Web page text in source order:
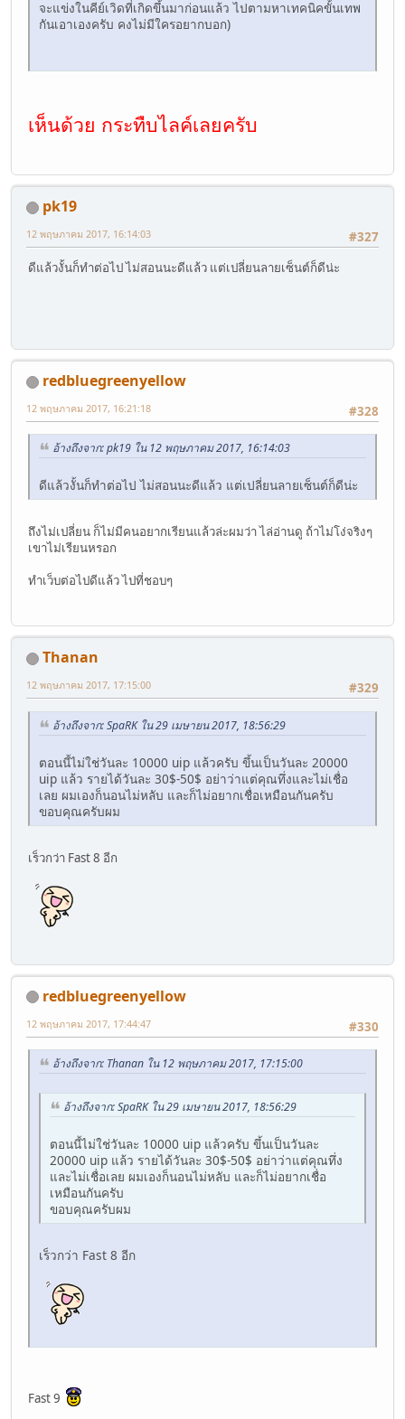
จะแข่งในคีย์เวิดที่เกิดขึ้นมาก่อนแล้ว ไปตามหาเทคนิคขั้นเทพ
กันเอาเองครับ คงไม่มีใครอยากบอก)
เห็นด้วย กระทืบไลค์เลยครับ
pk19
#327
12 พฤษภาคม 2017, 16:14:03
ดีแล้วงั้นก็ทำต่อไป ไม่สอนนะดีแล้ว แต่เปลี่ยนลายเซ็นต์ก็ดีน่ะ
redbluegreenyellow
#328
12 พฤษภาคม 2017, 16:21:18
อ้างถึงจาก: pk19 ใน 12 พฤษภาคม 2017, 16:14:03
ดีแล้วงั้นก็ทำต่อไป ไม่สอนนะดีแล้ว แต่เปลี่ยนลายเซ็นต์ก็ดีน่ะ
ถึงไม่เปลี่ยน ก็ไม่มีคนอยากเรียนแล้วล่ะผมว่า ไล่อ่านดู ถ้าไม่โง่จริงๆ
เขาไม่เรียนหรอก
ทำเว็บต่อไปดีแล้ว ไปที่ชอบๆ
Thanan
#329
12 พฤษภาคม 2017, 17:15:00
อ้างถึงจาก: SpaRK ใน 29 เมษายน 2017, 18:56:29
ตอนนี้ไม่ใช่วันละ 10000 uip แล้วครับ ขึ้นเป็นวันละ 20000
uip แล้ว รายได้วันละ 30$-50$ อย่าว่าแต่คุณทึ่งและไม่เชื่อ
เลย ผมเองก็นอนไม่หลับ และก็ไม่อยากเชื่อเหมือนกันครับ
ขอบคุณครับผม
เร็วกว่า Fast 8 อีก
redbluegreenyellow
#330
12 พฤษภาคม 2017, 17:44:47
อ้างถึงจาก: Thanan ใน 12 พฤษภาคม 2017, 17:15:00
อ้างถึงจาก: SpaRK ใน 29 เมษายน 2017, 18:56:29
ตอนนี้ไม่ใช่วันละ 10000 uip แล้วครับ ขึ้นเป็นวันละ
20000 uip แล้ว รายได้วันละ 30$-50$ อย่าว่าแต่คุณทึ่ง
และไม่เชื่อเลย ผมเองก็นอนไม่หลับ และก็ไม่อยากเชื่อ
เหมือนกันครับ
ขอบคุณครับผม
เร็วกว่า Fast 8 อีก
Fast 9